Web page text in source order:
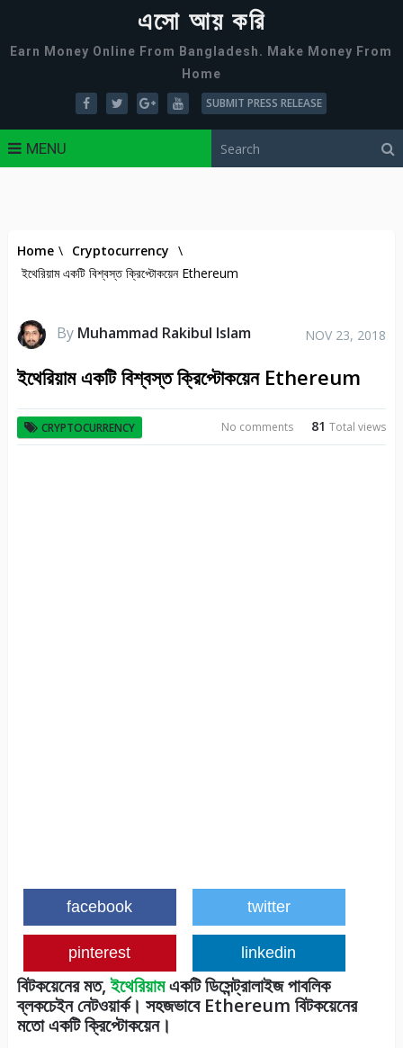
এসো আয় করি
Earn Money Online From Bangladesh. Make Money From
Home
SUBMIT PRESS RELEASE
MENU
Home \ Cryptocurrency \
ইথেরিয়াম একটি বিশ্বস্ত ক্রিপ্টোকয়েন Ethereum
By Muhammad Rakibul Islam NOV 23, 2018
ইথেরিয়াম একটি বিশ্বস্ত ক্রিপ্টোকয়েন Ethereum
CRYPTOCURRENCY 81Total views
No comments
facebook twitter
pinterest linkedin
বিটকয়েনের মত,ইথেরিয়ামএকটিডিসেন্ট্রালাইজপাবলিক
ব্লকচেইন নেটওয়ার্ক। সহজভাবে Ethereum বিটকয়েনের
মতো একটি ক্রিপ্টোকয়েন।